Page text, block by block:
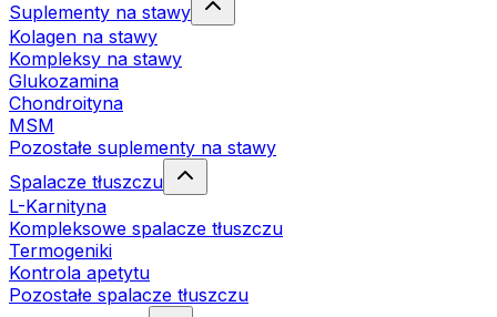
Suplementy na stawy
Kolagen na stawy
Kompleksy na stawy
Glukozamina
Chondroityna
MSM
Pozostałe suplementy na stawy
Spalacze tłuszczu
L-Karnityna
Kompleksowe spalacze tłuszczu
Termogeniki
Kontrola apetytu
Pozostałe spalacze tłuszczu